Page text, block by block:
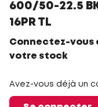
600/50-22.5
16PR TL
Connectez-vous
votre stock
Avez-vous déjà un